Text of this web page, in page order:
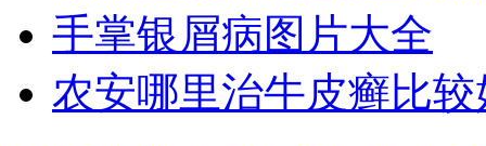
手掌银屑病图片大全
农安哪里治牛皮癣比较